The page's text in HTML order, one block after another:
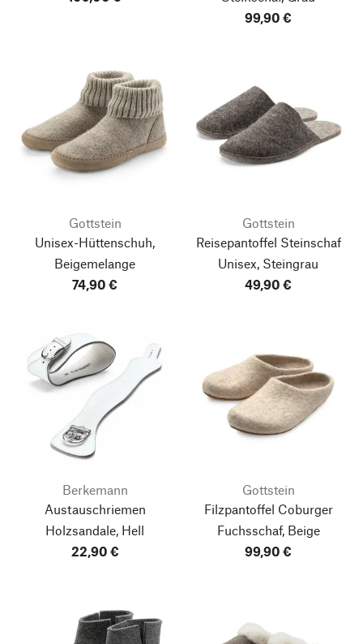
99,90 €
Gottstein
Unisex-Hüttenschuh,
Beigemelange
74,90 €
Gottstein
Reisepantoffel Steinschaf
Unisex, Steingrau
49,90 €
Berkemann
Austauschriemen
Holzsandale, Hell
22,90 €
Gottstein
Filzpantoffel Coburger
Fuchsschaf, Beige
99,90 €